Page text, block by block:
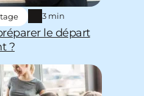
3 min
le départ
?